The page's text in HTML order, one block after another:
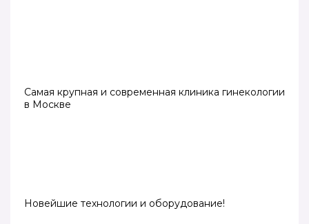
Самая крупная и современная клиника гинекологии
в Москве
Новейшие технологии и оборудование!